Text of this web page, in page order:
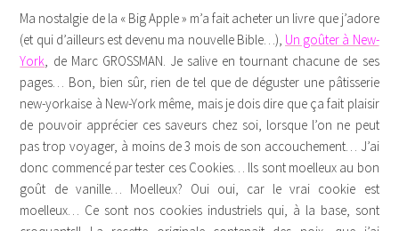
Ma nostalgie de la « Big Apple » m’a fait acheter un livre que j’adore
(et qui d’ailleurs est devenu ma nouvelle Bible…), Un goûter à New-
York, de Marc GROSSMAN. Je salive en tournant chacune de ses
pages… Bon, bien sûr, rien de tel que de déguster une pâtisserie
new-yorkaise à New-York même, mais je dois dire que ça fait plaisir
de pouvoir apprécier ces saveurs chez soi, lorsque l’on ne peut
pas trop voyager, à moins de 3 mois de son accouchement… J’ai
donc commencé par tester ces Cookies… Ils sont moelleux au bon
goût de vanille… Moelleux? Oui oui, car le vrai cookie est
moelleux… Ce sont nos cookies industriels qui, à la base, sont